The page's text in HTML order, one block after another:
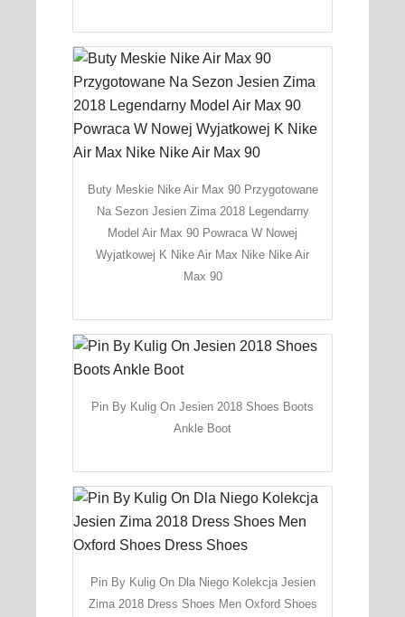
Buty Meskie Nike Air Max 90 Przygotowane
Na Sezon Jesien Zima 2018 Legendarny
Model Air Max 90 Powraca W Nowej
Wyjatkowej K Nike Air Max Nike Nike Air
Max 90
Pin By Kulig On Jesien 2018 Shoes Boots
Ankle Boot
Pin By Kulig On Dla Niego Kolekcja Jesien
Zima 2018 Dress Shoes Men Oxford Shoes